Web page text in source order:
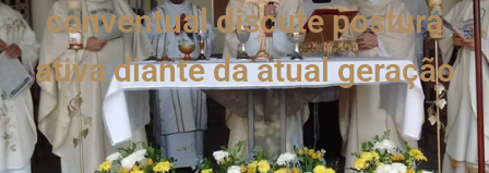
conventual discute postura
ativa diante da atual geração